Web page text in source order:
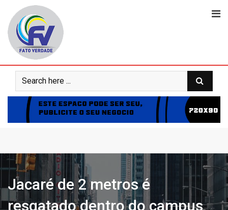
content
Jacaré de 2 metros é
resgatado dentro do campus